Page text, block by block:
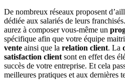
De nombreux réseaux proposent
dédiée aux salariés de leurs
aurez à composer vous-même un
spécifique afin que votre équipe
vente ainsi que la relation client. La
satisfaction client sont en effet des
succès de votre entreprise. Et cela
meilleures pratiques et aux dernières